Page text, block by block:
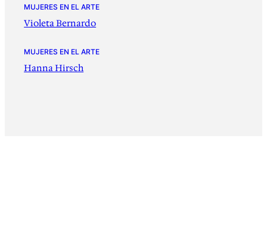
MUJERES EN EL ARTE
Violeta Bernardo
MUJERES EN EL ARTE
Hanna Hirsch